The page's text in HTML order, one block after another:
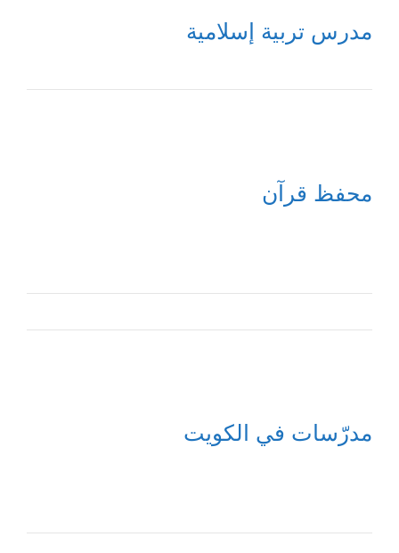
مدرس تربية إسلامية
محفظ قرآن
مدرّسات في الكويت